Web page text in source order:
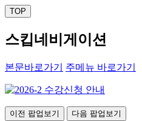
TOP
스킵네비게이션
본문바로가기 주메뉴 바로가기
이전 팝업보기 다음 팝업보기